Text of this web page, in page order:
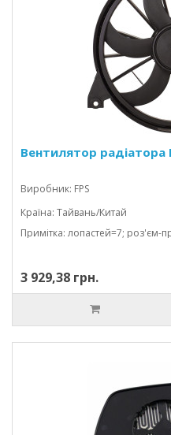
Вентилятор радіатора
Виробник: FPS
Країна: Тайвань/Китай
Примітка: лопастей=7; роз'єм-
3 929,38 грн.